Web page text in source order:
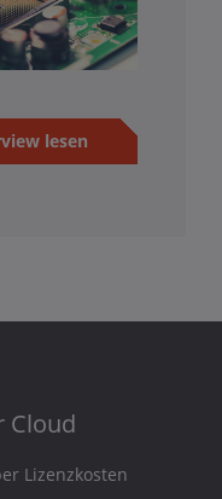
lesen
Cloud
Lizenzkosten